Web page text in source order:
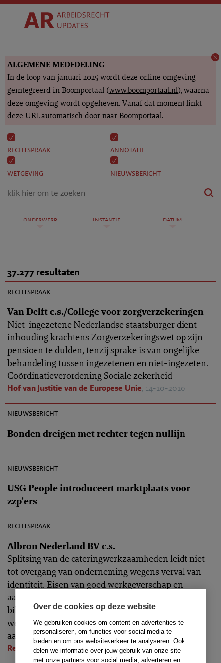
Over de cookies op deze website
We gebruiken cookies om content en advertenties te
personaliseren, om functies voor social media te
bieden en om ons websiteverkeer te analyseren. Ook
delen we informatie over jouw gebruik van onze site
met onze partners voor social media, adverteren en
ALGEMENE MEDEDELING
In de loop van januari 2025 wordt deze online omgeving
geïntegreerd in Boomportaal (www.boomportaal.nl), waarna
deze omgeving wordt opgeheven. Vanaf dat moment linkt
deze URL automatisch door naar Boomportaal.
rechtspraak annotatie
wetgeving nieuwsbericht
onderwerp instantie datum
37.277 resultaten
rechtspraak
Van Delft c.s./College voor zorgverzekeringen
Niet-ingezetene Nederlandse staatsburger dient
inhouding krachtens Zorgverzekeringswet op zijn
pensioen te dulden, tenzij sprake is van ongelijke
behandeling tussen ingezetenen en niet-ingezeten.
Coördinatieverordening Sociale zekerheid
Hof van Justitie van de Europese Unie, 14-10-2010
nieuwsbericht
Bonden dreigen met rechter tegen nullijn
nieuwsbericht
USG People introduceert marktplaats voor
zzp'ers
rechtspraak
Albron Nederland BV c.s.
Splitsing van de cateringwerkzaamheden leidt niet
tot overgang van onderneming wegens verval van
identiteit. Eisen van goed werkgeverschap en
aanvullende werking van de redelijkheid en
billijkheid brengen niet met zich dat verkrijgers
werknemer een arbeidsovereenkomst moeten
aanbieden
Rechtbank Amsterdam, 14-10-2010
13-10-2010